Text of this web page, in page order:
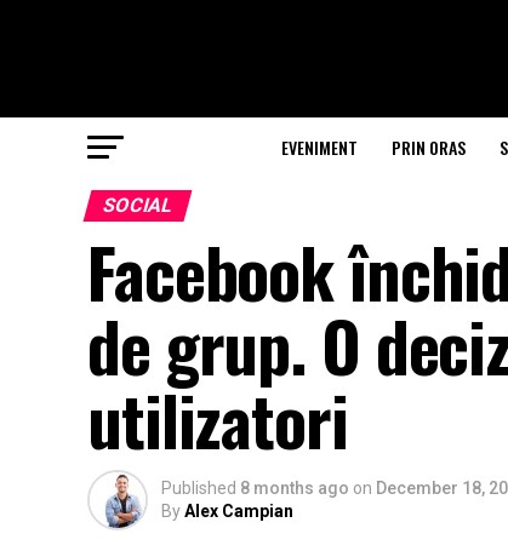
EVENIMENT PRIN ORAS
SOCIAL
Facebook
de grup. O
utilizatori
Published 8 months ago on December 18,
ByAlex Campian